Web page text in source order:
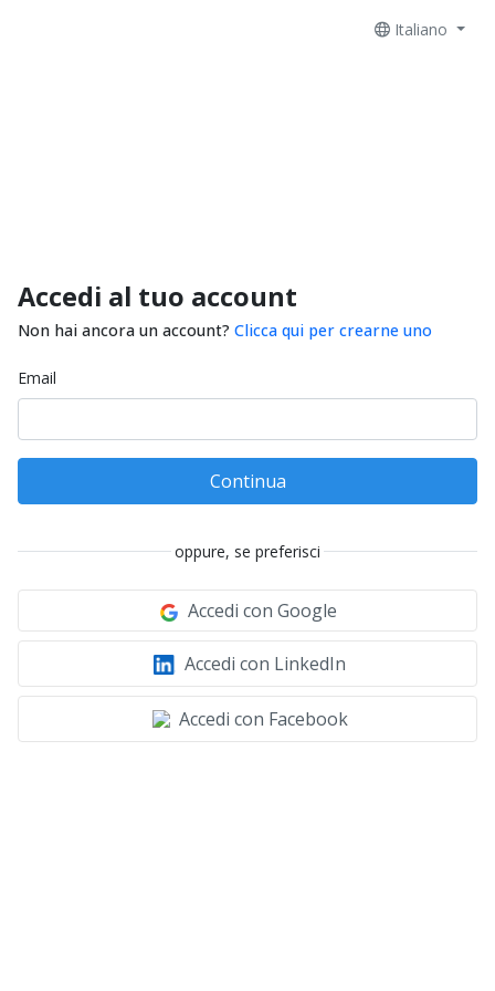
Italiano
Accedi al tuo account
Non hai ancora un account? Clicca qui per crearne uno
Email
Continua
oppure, se preferisci
Accedi con Google
Accedi con LinkedIn
Accedi con Facebook